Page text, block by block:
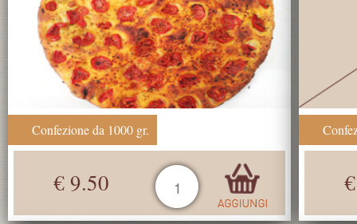
Confezione da 1000 gr.
€ 9.50